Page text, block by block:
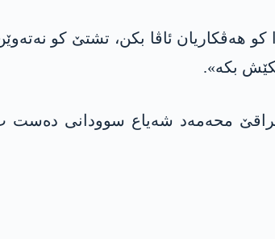
هەڤکاریان ئاڤا بکن، تشتێ کو
بکە».
محەمەد شه‌یاع سوودانی دەست